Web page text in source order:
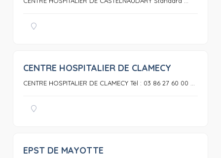
CENTRE HOSPITALIER DE CLAMECY
CENTRE HOSPITALIER DE CLAMECY Tél : 03 86 27 60 00 ...
EPST DE MAYOTTE